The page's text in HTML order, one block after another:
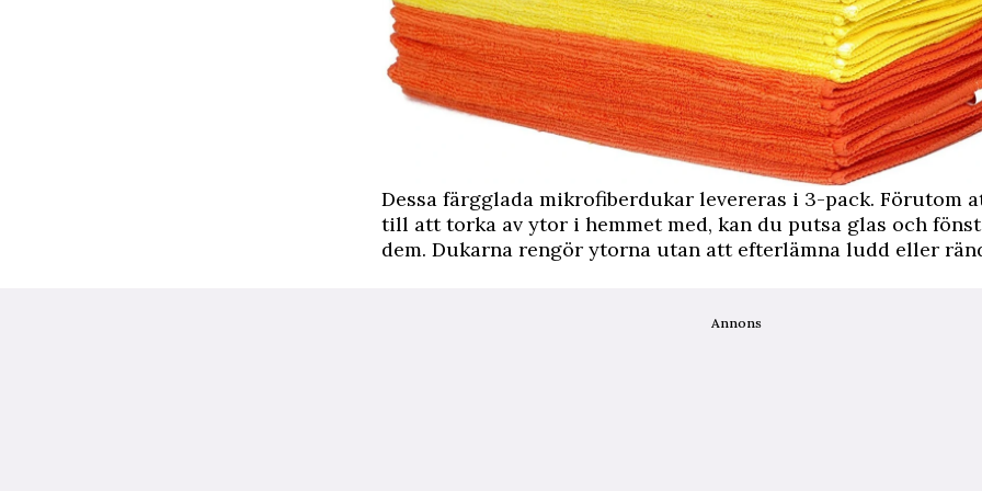
Dessa färgglada mikrofiberdukar levereras i 3-pack. Förutom
till att torka av ytor i hemmet med, kan du putsa glas och
dem. Dukarna rengör ytorna utan att efterlämna ludd eller
Annons